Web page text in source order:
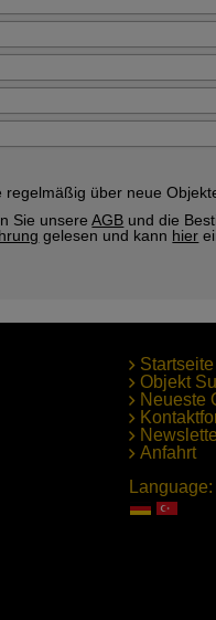
regelmäßig über neue
Sie unsereAGB und die
gelesen und kann hier
Startseite
Objekt
Neueste
Anfahrt
Language: